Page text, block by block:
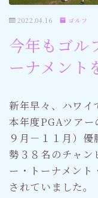
社会情勢
おすすめ記事
2022.04.16 ゴルフ
今年もゴル
ーナメント
新年早々、ハワイ
本年度PGAツア
９月－１１月）
勢３８名のチャン
ー・トーナメント
されていました。